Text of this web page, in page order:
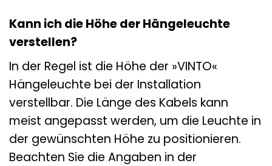
Kann ich die Höhe der Hängeleuchte
verstellen?
In der Regel ist die Höhe der »VINTO«
Hängeleuchte bei der Installation
verstellbar. Die Länge des Kabels kann
meist angepasst werden, um die Leuchte in
der gewünschten Höhe zu positionieren.
Beachten Sie die Angaben in der